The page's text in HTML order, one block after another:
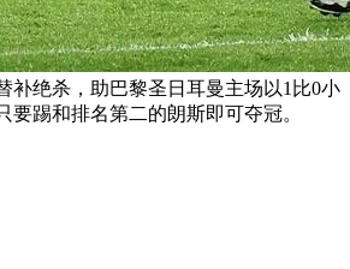
补绝杀，助巴黎圣日耳曼主场以1比0小
要踢和排名第二的朗斯即可夺冠。